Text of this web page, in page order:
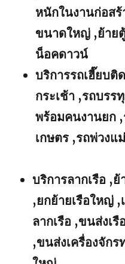
หนักในงานก่อสร้
ขนาดใหญ่ ,ย้าย
น็อคดาวน์
บริการรถเฮี๊ยบติ
กระเช้า ,รถบร
พร้อมคนงานยก
เกษตร ,รถพ่วงแ
บริการลากเรือ ,ย้
,ยกย้ายเรือใหญ่ ,
ลากเรือ ,ขนส่งเ
,ขนส่งเครื่องจัก